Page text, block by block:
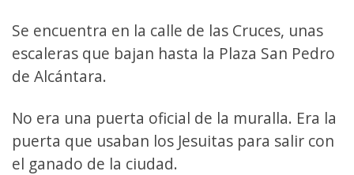
Se encuentra en la calle de las Cruces, unas
escaleras que bajan hasta la Plaza San Pedro
de Alcántara.
No era una puerta oficial de la muralla. Era la
puerta que usaban los Jesuitas para salir con
el ganado de la ciudad.